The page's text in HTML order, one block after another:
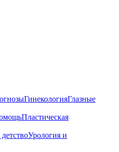
ГинекологияГлазные
Пластическая
Урология и